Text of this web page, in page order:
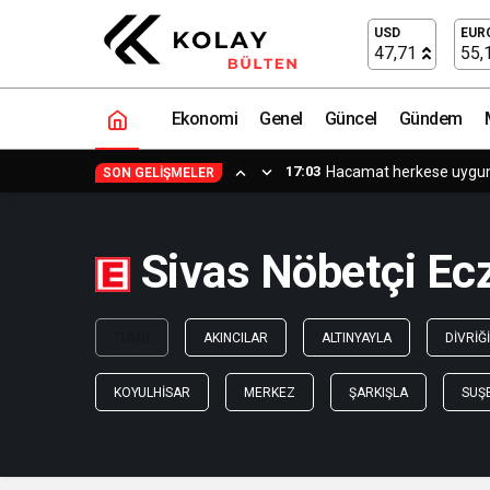
USD
47,71
Ekonomi Genel Güncel Gündem
SON GELIŞMELER 17:03 Hacamat herkese
Sivas Nöbetçi
AKINCILAR ALTINYAYLA DIVRIĞI
KOYULHISAR MERKEZ ŞARKIŞLA